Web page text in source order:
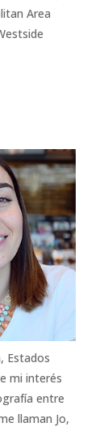
Area
Estados
mi interés
entre
llaman Jo,